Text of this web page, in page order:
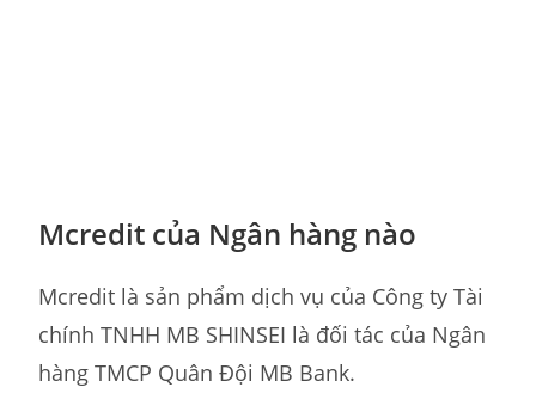
Mcredit của Ngân hàng nào
Mcredit là sản phẩm dịch vụ của Công ty Tài
chính TNHH MB SHINSEI là đối tác của Ngân
hàng TMCP Quân Đội MB Bank.